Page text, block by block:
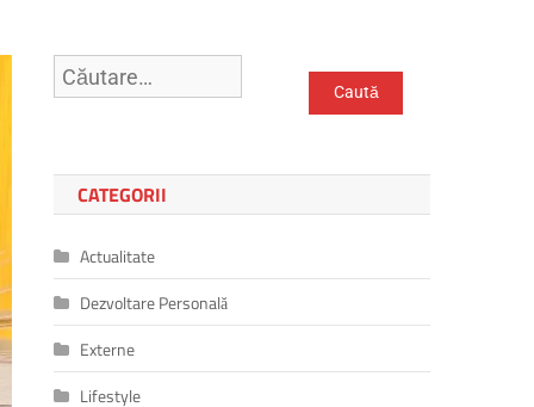
Caută
după:
CATEGORII
Actualitate
Dezvoltare Personală
Externe
Lifestyle